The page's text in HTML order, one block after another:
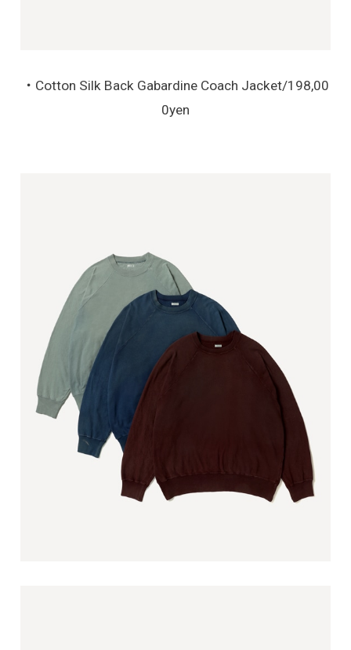
・Cotton Silk Back Gabardine Coach Jacket/198,00
0yen